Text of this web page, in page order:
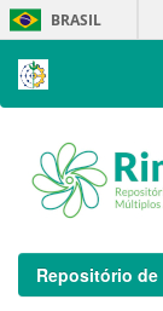
Skip
navigation
BRASIL
Repositório